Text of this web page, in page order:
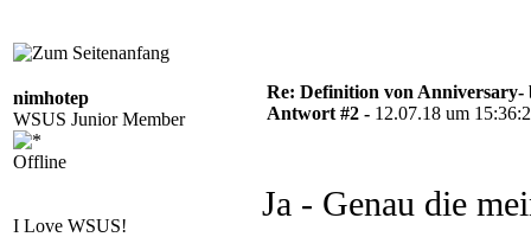
nimhotep
WSUS Junior Member
Offline
I Love WSUS!
Re: Definition von Anniversary-
Antwort #2 - 12.07.18 um
Ja - Genau die